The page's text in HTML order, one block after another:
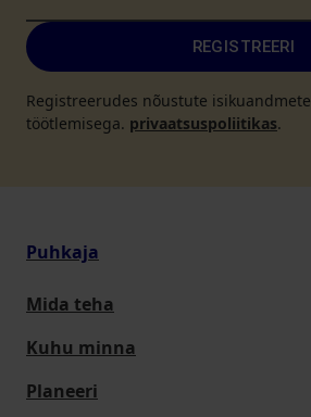
REGISTREERI
Registreerudes nõustute isikuandmete
töötlemisega. privaatsuspoliitikas.
Puhkaja
Mida teha
Kuhu minna
Planeeri